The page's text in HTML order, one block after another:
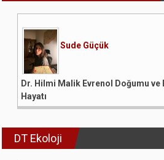
Sude Güçük
Dr. Hilmi Malik Evrenol Doğumu ve
Hayatı
DT Ekoloji